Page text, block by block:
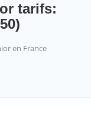
tarifs:
en France